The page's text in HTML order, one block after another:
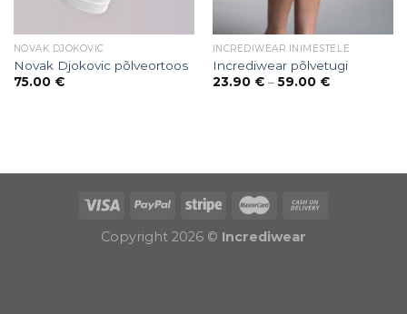
NOVAK DJOKOVIC
Novak Djokovic põlveortoos
75.00 €
INCREDIWEAR INIMESTELE
Incrediwear põlvetugi
23.90 € – 59.00 €Price
Copyright 2026 © Incrediwear